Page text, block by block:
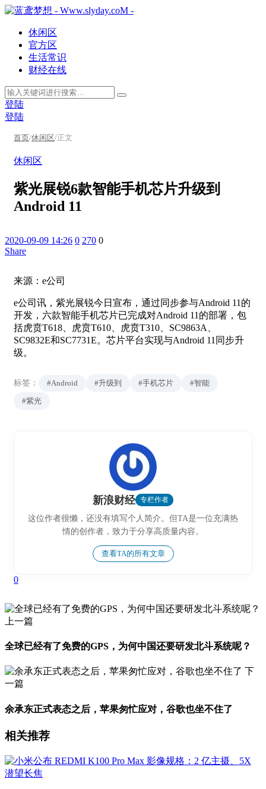
休闲区
官方区
生活常识
财经在线
登陆
登陆
首页/休闲区/正文
休闲区
紫光展锐6款智能手机芯片升级到
Android 11
2020-09-09 14:26 0 270 0
Share
来源：e公司
e公司讯，紫光展锐今日宣布，通过同步参与Android 11的
开发，六款智能手机芯片已完成对Android 11的部署，包
括虎贲T618、虎贲T610、虎贲T310、SC9863A、
SC9832E和SC7731E。芯片平台实现与Android 11同步升
级。
标签： #Android #升级到 #手机芯片
#智能
#紫光
新浪财经 专栏作者
这位作者很懒，还没有填写个人简介。但TA是一位充满热
情的创作者，致力于分享高质量内容。
查看TA的所有文章
0
上一篇
全球已经有了免费的GPS，为何中国还要研发北斗系统呢？
下
一篇
余承东正式表态之后，苹果匆忙应对，谷歌也坐不住了
相关推荐